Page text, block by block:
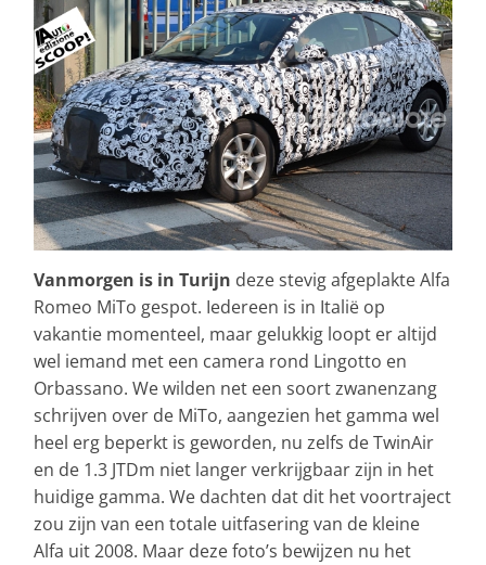
Vanmorgen is in Turijn deze stevig afgeplakte Alfa
Romeo MiTo gespot. Iedereen is in Italië op
vakantie momenteel, maar gelukkig loopt er altijd
wel iemand met een camera rond Lingotto en
Orbassano. We wilden net een soort zwanenzang
schrijven over de MiTo, aangezien het gamma wel
heel erg beperkt is geworden, nu zelfs de TwinAir
en de 1.3 JTDm niet langer verkrijgbaar zijn in het
huidige gamma. We dachten dat dit het voortraject
zou zijn van een totale uitfasering van de kleine
Alfa uit 2008. Maar deze foto’s bewijzen nu het